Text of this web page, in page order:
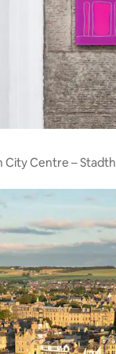
City Centre –